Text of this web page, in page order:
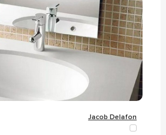
Jacob Delafon